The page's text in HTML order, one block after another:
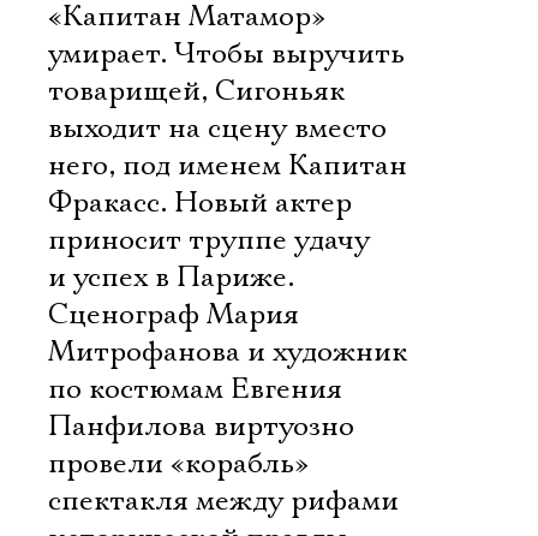
«Капитан Матамор»
умирает. Чтобы выручить
товарищей, Сигоньяк
выходит на сцену вместо
него, под именем Капитан
Фракасс. Новый актер
приносит труппе удачу
и успех в Париже.
Сценограф Мария
Митрофанова и художник
по костюмам Евгения
Панфилова виртуозно
провели «корабль»
спектакля между рифами